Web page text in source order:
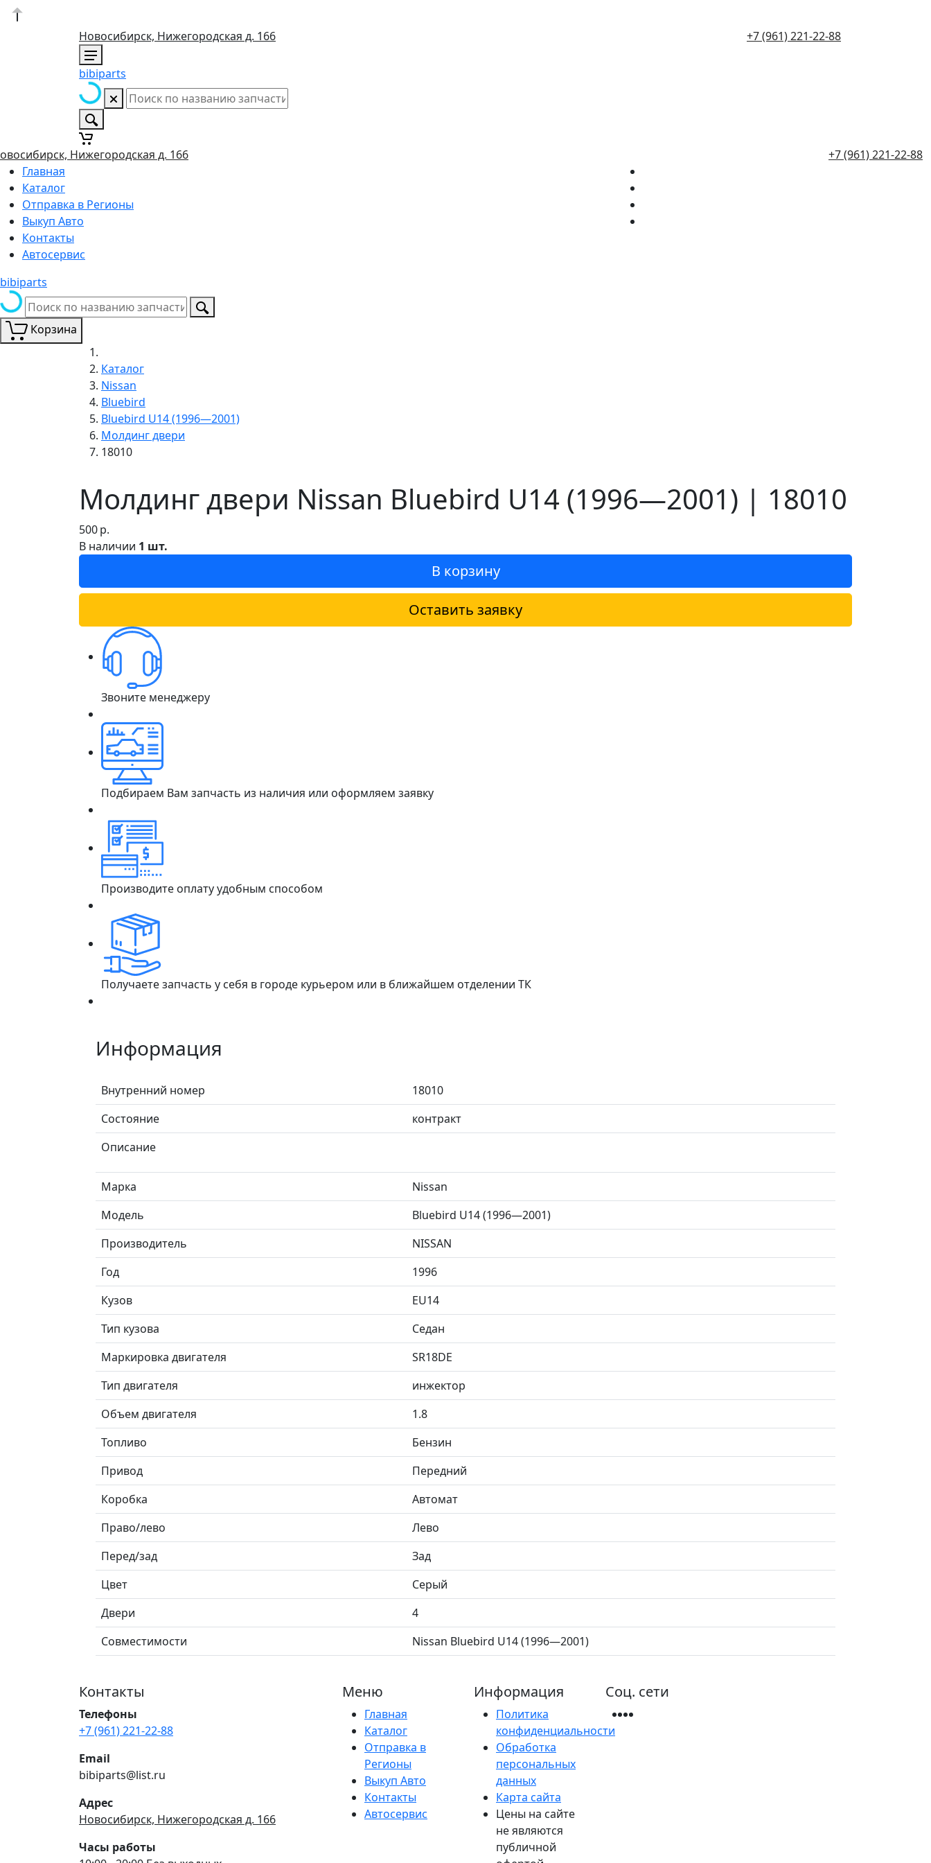
Новосибирск, Нижегородская д. 166 +7 (961) 221-22-88
bibiparts
Нижегородская д. 166
+7 (961) 221-22-88
Главная
Каталог
Отправка в Регионы
Выкуп Авто
Контакты
Автосервис
bibiparts
Корзина
Каталог
Nissan
Bluebird
Bluebird U14 (1996—2001)
Молдинг двери
18010
Молдинг двери Nissan Bluebird U14 (1996—2001) | 18010
500р.
В наличии 1 шт.
В корзину
Оставить заявку
Звоните менеджеру
Подбираем Вам запчасть из наличия или оформляем заявку
Производите оплату удобным способом
Получаете запчасть у себя в городе курьером или в ближайшем отделении ТК
Информация
Внутренний номер
18010
Состояние
контракт
Описание
Марка
Nissan
Модель
Bluebird U14 (1996—2001)
Производитель
NISSAN
Год
1996
Кузов
EU14
Тип кузова
Седан
Маркировка двигателя
SR18DE
Тип двигателя
инжектор
Объем двигателя
1.8
Топливо
Бензин
Привод
Передний
Коробка
Автомат
Право/лево
Лево
Перед/зад
Зад
Цвет
Серый
Двери
4
Совместимости
Nissan Bluebird U14 (1996—2001)
Контакты
Телефоны
+7 (961) 221-22-88
Email
bibiparts@list.ru
Адрес
Новосибирск, Нижегородская д. 166
Часы работы
Меню
Главная
Каталог
Отправка в
Регионы
Выкуп Авто
Контакты
Автосервис
Информация
Политика
конфиденциальности
Обработка
персональных
данных
Карта сайта
Цены на сайте
не являются
публичной
Соц. сети